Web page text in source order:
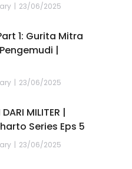
23/06/2025
1: Gurita Mitra
|
23/06/2025
MILITER |
Series Eps 5
23/06/2025